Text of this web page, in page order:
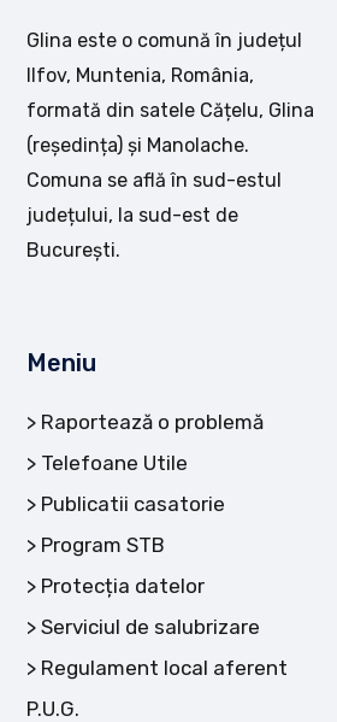
Glina este o comună în județul
Ilfov, Muntenia, România,
formată din satele Cățelu, Glina
(reședința) și Manolache.
Comuna se află în sud-estul
județului, la sud-est de
București.
Meniu
Raportează o problemă
Telefoane Utile
Publicatii casatorie
Program STB
Protecția datelor
Serviciul de salubrizare
Regulament local aferent
P.U.G.